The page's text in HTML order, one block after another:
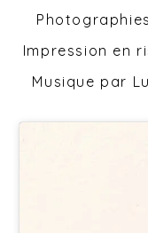
Impression en
Musique par